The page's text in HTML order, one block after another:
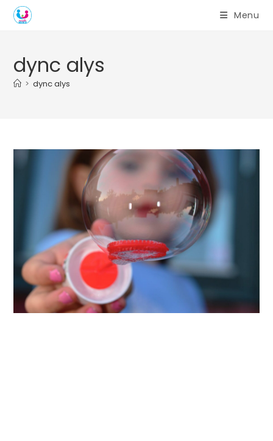
Skip
Menu
dync alys
> dync alys